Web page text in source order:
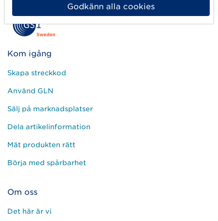
Kom igång
Skapa streckkod
Använd GLN
Sälj på marknadsplatser
Dela artikelinformation
Mät produkten rätt
Börja med spårbarhet
Om oss
Det här är vi
Godkänn alla cookies